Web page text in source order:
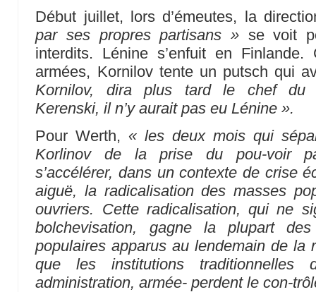
Début juillet, lors d’émeutes, la
par ses propres partisans »se voit
interdits. Lénine s’enfuit en
armées, Kornilov tente un putsch qui
Kornilov, dira plus tard le chef du
Kerenski, il n’y aurait pas eu Lénine ».
Pour Werth, « les deux mois qui
Korlinov de la prise du pou-voir
s’accélérer, dans un contexte de crise
aiguë, la radicalisation des masses
ouvriers. Cette radicalisation, qui ne
bolchevisation, gagne la plupart
populaires apparus au lendemain de la
que les institutions traditionnelles
administration, armée- perdent le con-